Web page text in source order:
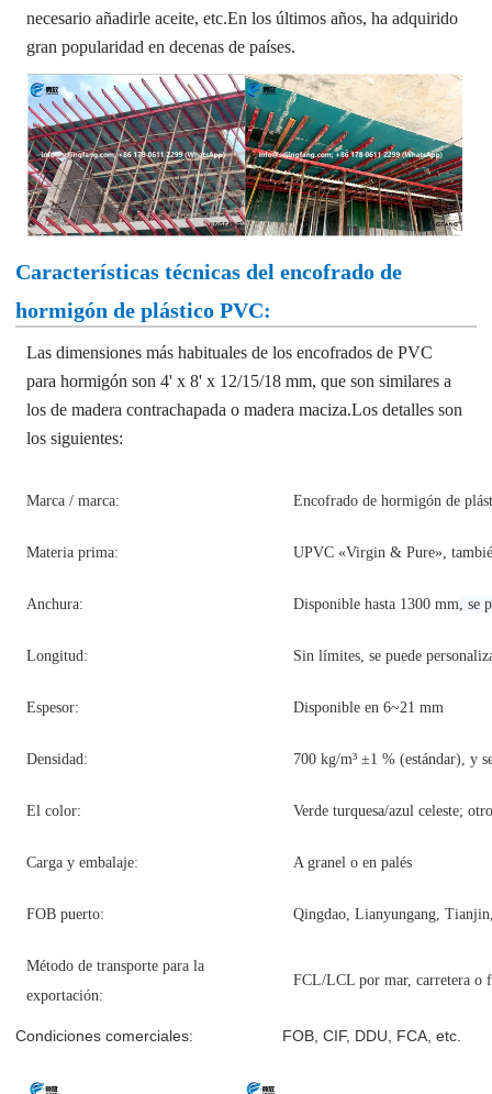
necesario añadirle aceite, etc.En los últimos años, ha adquirido
gran popularidad en decenas de países.
Características técnicas del encofrado de
hormigón de plástico PVC:
Las dimensiones más habituales de los encofrados de PVC
para hormigón son 4' x 8' x 12/15/18 mm, que son similares a
los de madera contrachapada o madera maciza.Los detalles son
los siguientes:
Marca / marca: Encofrado de hormigón de
Materia prima: UPVC «Virgin & Pure»,
Anchura: Disponible hasta 1300 mm, se
Longitud: Sin límites, se puede
Espesor: Disponible en 6~21 mm
Densidad: 700 kg/m³ ±1 % (estándar), y
El color: Verde turquesa/azul celeste;
Carga y embalaje: A granel o en palés
FOB puerto: Qingdao, Lianyungang,
Método de transporte para la
exportación:
FCL/LCL por mar, carretera o
Condiciones comerciales: FOB, CIF, DDU, FCA, etc.